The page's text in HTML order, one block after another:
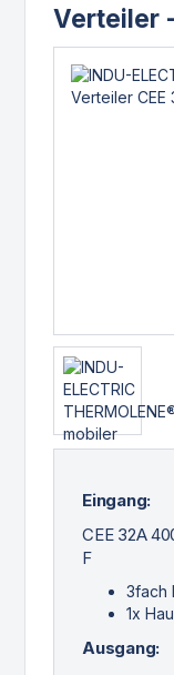
Verteiler
Eingang:
CEE 32A
F
3fach
1x
Ausgang: